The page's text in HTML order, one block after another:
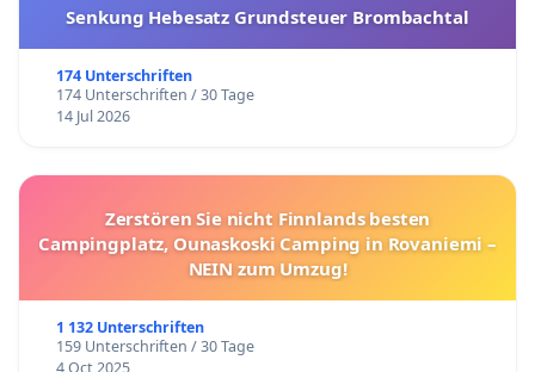
Senkung Hebesatz Grundsteuer Brombachtal
174 Unterschriften
174 Unterschriften / 30 Tage
14 Jul 2026
Zerstören Sie nicht Finnlands besten
Campingplatz, Ounaskoski Camping in Rovaniemi –
NEIN zum Umzug!
1 132 Unterschriften
159 Unterschriften / 30 Tage
4 Oct 2025